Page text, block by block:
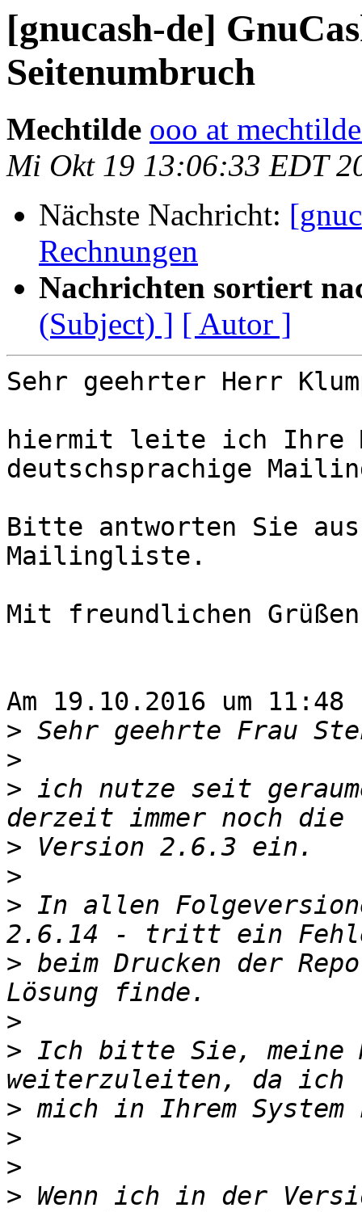
[gnucash-de]
Seitenumbruch
Mechtilde ooo at
Mi Okt 19 13:06:33 EDT
Nächste Nachricht:
Rechnungen
Nachrichten sortiert
(Subject) ] [ Autor ]
Sehr geehrter Herr
hiermit leite ich Ihre
deutschsprachige
Bitte antworten Sie
Mailingliste.
Mit freundlichen Grüßen
Am 19.10.2016 um
>
>
> ich nutze seit
>
>
> In allen
> beim Drucken der
>
> Ich bitte Sie,
>
>
>
> Wenn ich in der